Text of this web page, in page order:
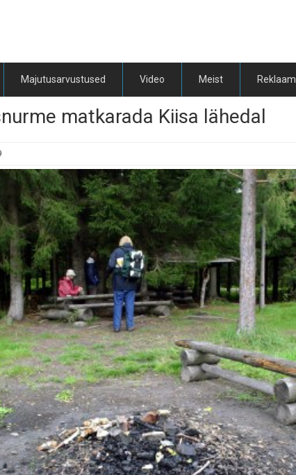
Majutusarvustused Video Meist Reklaam
matkarada Kiisa lähedal